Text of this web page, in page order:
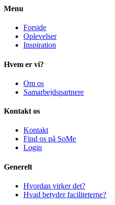
Menu
Forside
Oplevelser
Inspiration
Hvem er vi?
Om os
Samarbejdspartnere
Kontakt os
Kontakt
Find os på SoMe
Login
Generelt
Hvordan virker det?
Hvad betyder faciliteterne?